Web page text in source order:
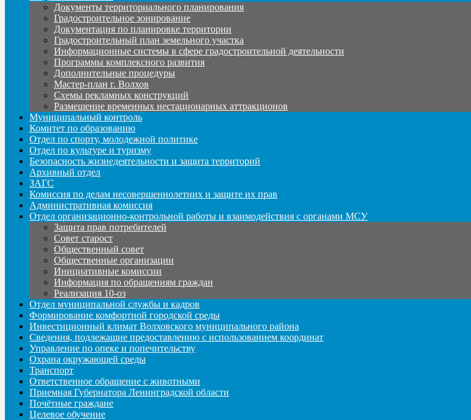
Документы территориального планирования
Градостроительное зонирование
Документация по планировке территории
Градостроительный план земельного участка
Информационные системы в сфере градостроительной деятельности
Программы комплексного развития
Дополнительные процедуры
Мастер-план г. Волхов
Схемы рекламных конструкций
Размещение временных нестационарных аттракционов
Муниципальный контроль
Комитет по образованию
Отдел по спорту, молодежной политике
Отдел по культуре и туризму
Безопасность жизнедеятельности и защита территорий
Архивный отдел
ЗАГС
Комиссия по делам несовершеннолетних и защите их прав
Административная комиссия
Отдел организационно-контрольной работы и взаимодействия с органами МСУ
Защита прав потребителей
Совет старост
Общественный совет
Общественные организации
Инициативные комиссии
Информация по обращениям граждан
Реализация 10-оз
Отдел муниципальной службы и кадров
Формирование комфортной городской среды
Инвестиционный климат Волховского муниципального района
Сведения, подлежащие предоставлению с использованием координат
Управление по опеке и попечительству
Охрана окружающей среды
Транспорт
Ответственное обращение с животными
Приемная Губернатора Ленинградской области
Почётные граждане
Целевое обучение